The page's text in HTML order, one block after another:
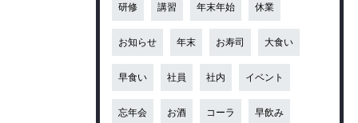
研修 講習 年末年始 休業
お知らせ 年末 お寿司 大食い
早食い 社員 社内 イベント
忘年会 お酒 コーラ 早飲み